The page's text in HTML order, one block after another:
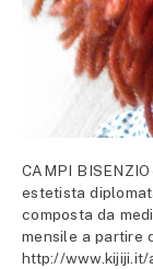
CAMPI
estetista
composta da
mensile a partire
http://